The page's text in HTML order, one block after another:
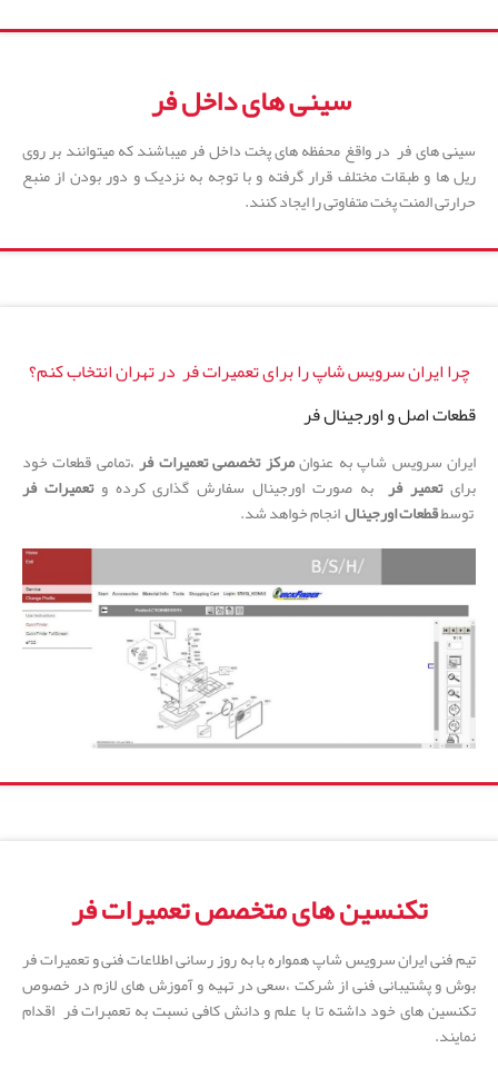
سینی های داخل فر
سینی های فر در واقغ محفظه های پخت داخل فر میباشند که میتوانند بر روی
ریل ها و طبقات مختلف قرار گرفته و با توجه به نزدیک و دور بودن از منبع
حرارتی المنت پخت متفاوتی را ایجاد کنند.
چرا ایران سرویس شاپ را برای تعمیرات فر در تهران انتخاب کنم؟
قطعات اصل و اورجینال فر
ایران سرویس شاپ به عنوانمرکز تخصصی تعمیرات فر،تمامی قطعات خود
برایتعمیر فربه صورت اورجینال سفارش گذاری کرده وتعمیرات فر
توسطقطعات اورجینالانجام خواهد شد.
تکنسین های متخصص تعمیرات فر
تیم فنی ایران سرویس شاپ همواره با به روز رسانی اطلاعات فنی و تعمیرات فر
بوش و پشتیبانی فنی از شرکت ،سعی در تهیه و آموزش های لازم در خصوص
تکنسین های خود داشته تا با علم و دانش کافی نسبت به تعمبرات فر اقدام
نمایند.